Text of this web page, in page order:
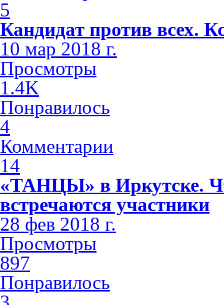
5
Кандидат против всех.
10 мар 2018 г.
Просмотры
1.4K
Понравилось
4
Комментарии
14
«ТАНЦЫ» в Иркутске.
встречаются участники
28 фев 2018 г.
Просмотры
897
Понравилось